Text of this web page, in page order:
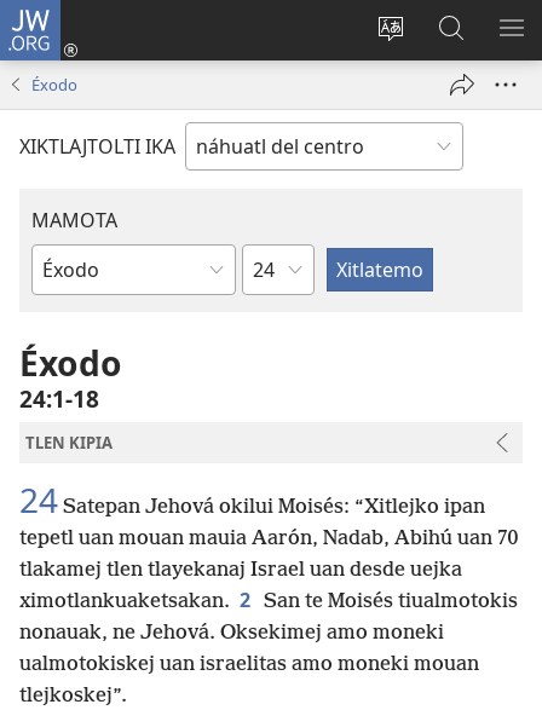
JW.ORG
Xikpatla
tlajtoli sitio
Nikan
tikpeualtis
ventana)
Xitlatemo
JW.ORG
Éxodo
XIKTLAJTOLTI IKA
MAMOTA
Amochtli
Capítulo
Éxodo
24:1-18
TLEN KIPIA
24 Satepan Jehová okilui Moisés: “Xitlejko ipan
tepetl uan mouan mauia Aarón, Nadab, Abihú uan 70
tlakamej tlen tlayekanaj Israel uan desde uejka
ximotlankuaketsakan. 2 San te Moisés tiualmotokis
nonauak, ne Jehová. Oksekimej amo moneki
ualmotokiskej uan israelitas amo moneki mouan
tlejkoskej”.